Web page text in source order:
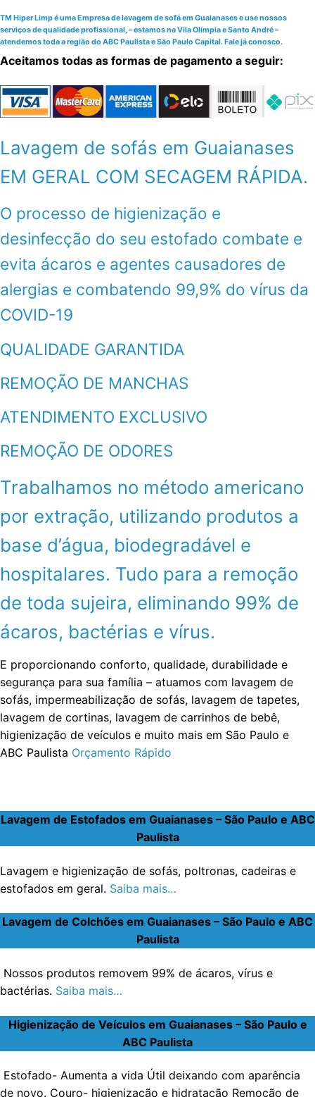
TM Hiper Limp é uma Empresa de lavagem de sofá em Guaianases e use nossos
serviços de qualidade profissional, – estamos na Vila Olímpia e Santo André –
atendemos toda a região do ABC Paulista e São Paulo Capital. Fale já conosco.
Aceitamos todas as formas de pagamento a seguir:
Lavagem de sofás em Guaianases
EM GERAL COM SECAGEM RÁPIDA.
O processo de higienização e
desinfecção do seu estofado combate e
evita ácaros e agentes causadores de
alergias e combatendo 99,9% do vírus da
COVID-19
QUALIDADE GARANTIDA
REMOÇÃO DE MANCHAS
ATENDIMENTO EXCLUSIVO
REMOÇÃO DE ODORES
Trabalhamos no método americano
por extração, utilizando produtos a
base d’água, biodegradável e
hospitalares. Tudo para a remoção
de toda sujeira, eliminando 99% de
ácaros, bactérias e vírus.
E proporcionando conforto, qualidade, durabilidade e
segurança para sua família – atuamos com lavagem de
sofás, impermeabilização de sofás, lavagem de tapetes,
lavagem de cortinas, lavagem de carrinhos de bebê,
higienização de veículos e muito mais em São Paulo e
ABC Paulista Orçamento Rápido
Lavagem de Estofados em Guaianases – São Paulo e ABC
Paulista
Lavagem e higienização de sofás, poltronas, cadeiras e
estofados em geral. Saiba mais…
Lavagem de Colchões em Guaianases – São Paulo e ABC
Paulista
Nossos produtos removem 99% de ácaros, vírus e
bactérias. Saiba mais…
Higienização de Veículos em Guaianases – São Paulo e
ABC Paulista
Estofado- Aumenta a vida Útil deixando com aparência
de novo. Couro- higienização e hidratação Remoção de